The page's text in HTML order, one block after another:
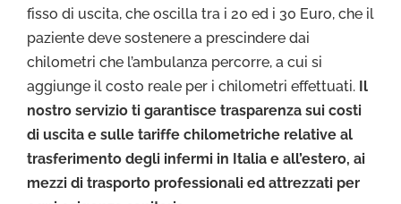
fisso di uscita, che oscilla tra i 20 ed i 30 Euro, che il
paziente deve sostenere a prescindere dai
chilometri che l’ambulanza percorre, a cui si
aggiunge il costo reale per i chilometri effettuati. Il
nostro servizio ti garantisce trasparenza sui costi
di uscita e sulle tariffe chilometriche relative al
trasferimento degli infermi in Italia e all’estero, ai
mezzi di trasporto professionali ed attrezzati per